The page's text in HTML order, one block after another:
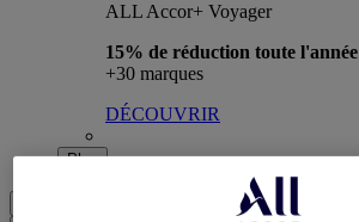
ALL Accor+ Voyager
15% de réduction toute l'année
+30 marques
DÉCOUVRIR
Plus